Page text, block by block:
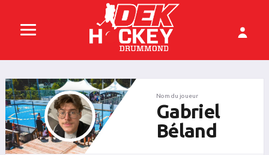
Nom du joueur
Gabriel
Béland